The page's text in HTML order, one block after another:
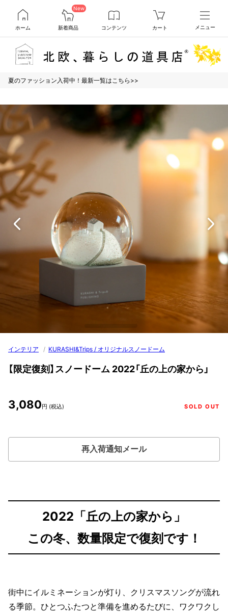
ホーム
New
新着商品 コンテンツ カート メニュー
夏のファッション入荷中！最新一覧はこちら>>
インテリア / KURASHI&Trips / オリジナルスノードーム
【限定復刻】スノードーム 2022「丘の上の家から」
3,080円 (税込) SOLD OUT
再入荷通知メール
2022「丘の上の家から」
この冬、数量限定で復刻です！
街中にイルミネーションが灯り、クリスマスソングが流れ
る季節。ひとつふたつと準備を進めるたびに、ワクワクし